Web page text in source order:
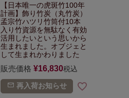
【日本唯一の虎斑竹100年
計画】飾り竹炭（丸竹炭）
孟宗竹ハツリ竹筒付10本
入り竹資源を無駄なく有効
活用したいという思いから
生まれました。 オブジェと
して生まれかわりました
販売価格 ¥16,830税込
再入荷お知らせ